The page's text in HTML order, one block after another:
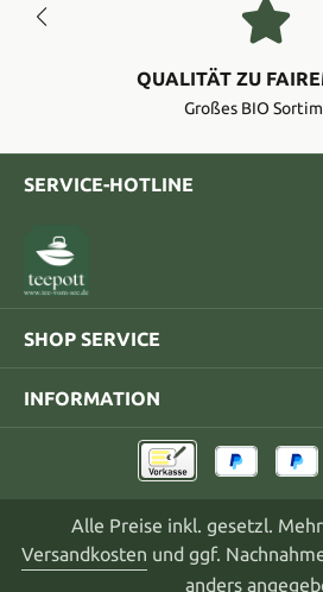
QUALITÄT ZU
Großes BIO
SERVICE-HOTLINE
SHOP SERVICE
INFORMATION
Alle Preise inkl. gesetzl.
Versandkosten und ggf.
anders